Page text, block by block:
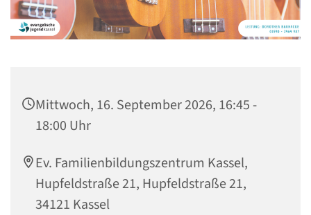
Mittwoch, 16. September 2026, 16:45 -
18:00 Uhr
Ev. Familienbildungszentrum Kassel,
Hupfeldstraße 21, Hupfeldstraße 21,
34121 Kassel